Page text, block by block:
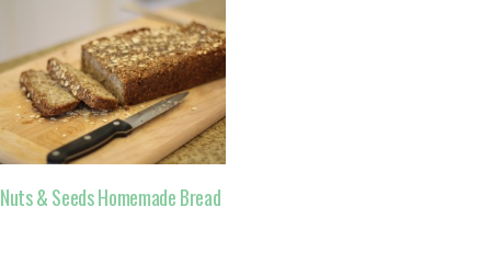
Nuts & Seeds Homemade Bread